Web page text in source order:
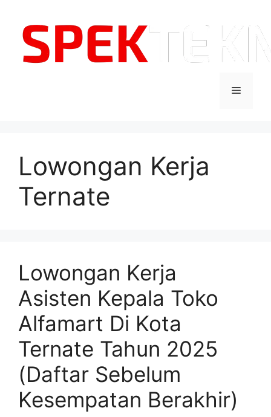
Menu
Lowongan Kerja
Ternate
Lowongan Kerja
Asisten Kepala Toko
Alfamart Di Kota
Ternate Tahun 2025
(Daftar Sebelum
Kesempatan Berakhir)